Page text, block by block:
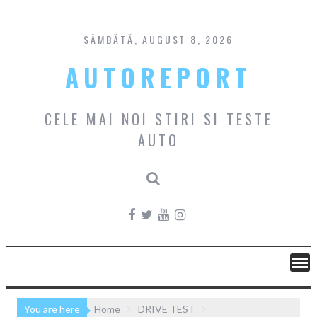
content
SÂMBĂTĂ, AUGUST 8, 2026
AUTOREPORT
CELE MAI NOI STIRI SI TESTE
AUTO
You are here Home DRIVE TEST